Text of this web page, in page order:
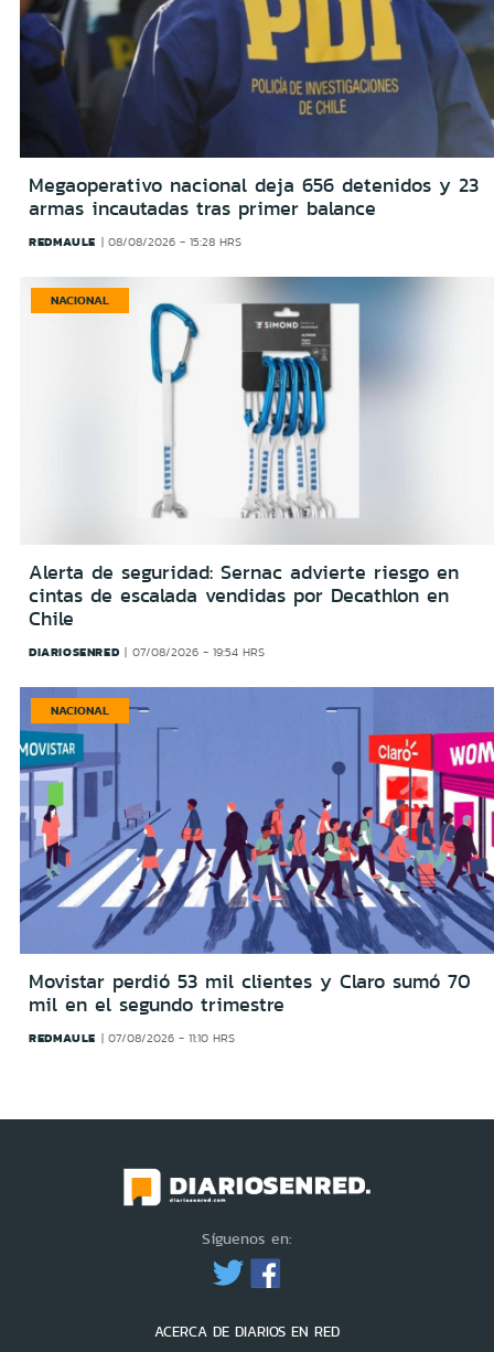
Megaoperativo nacional deja 656 detenidos y 23
armas incautadas tras primer balance
REDMAULE 08/08/2026 - 15:28 HRS
NACIONAL
Alerta de seguridad: Sernac advierte riesgo en
cintas de escalada vendidas por Decathlon en
Chile
DIARIOSENRED 07/08/2026 - 19:54 HRS
NACIONAL
Movistar perdió 53 mil clientes y Claro sumó 70
mil en el segundo trimestre
REDMAULE 07/08/2026 - 11:10 HRS
Síguenos en:
ACERCA DE DIARIOS EN RED